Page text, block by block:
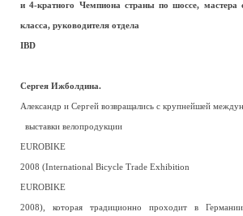
и 4-кратного Чемпиона страны по шоссе, мастера
класса, руководителя отдела
IBD
Сергея Ижболдина.
Александр и Сергей возвращались с крупнейшей
выставки велопродукции
EUROBIKE
2008 (International Bicycle Trade Exhibition
EUROBIKE
2008), которая традиционно проходит в